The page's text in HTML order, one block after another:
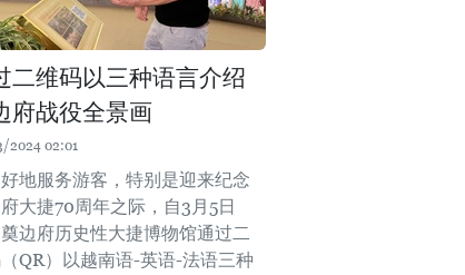
二维码以三种语言介绍
府战役全景画
2024 02:01
地服务游客，特别是迎来纪念
大捷70周年之际，自3月5日
边府历史性大捷博物馆通过二
QR）以越南语-英语-法语三种